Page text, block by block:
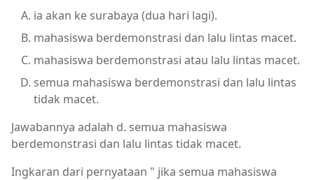
ia akan ke surabaya (dua hari lagi).
mahasiswa berdemonstrasi dan lalu lintas macet.
mahasiswa berdemonstrasi atau lalu lintas macet.
semua mahasiswa berdemonstrasi dan lalu lintas
tidak macet.
Jawabannya adalah d. semua mahasiswa
berdemonstrasi dan lalu lintas tidak macet.
Ingkaran dari pernyataan " jika semua mahasiswa